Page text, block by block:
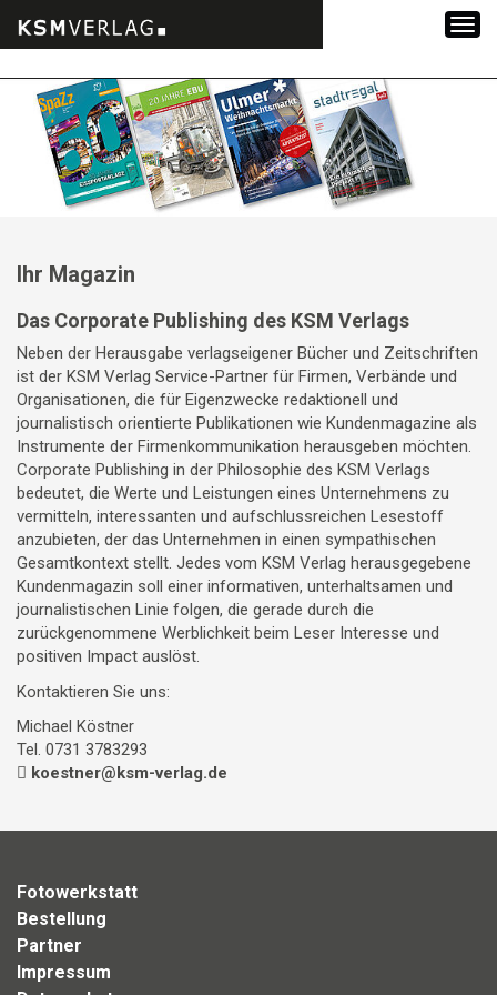
Inhalt
springen
Ihr Magazin
Das Corporate Publishing des KSM Verlags
Neben der Herausgabe verlagseigener Bücher und Zeitschriften
ist der KSM Verlag Service-Partner für Firmen, Verbände und
Organisationen, die für Eigenzwecke redaktionell und
journalistisch orientierte Publikationen wie Kundenmagazine als
Instrumente der Firmenkommunikation herausgeben möchten.
Corporate Publishing in der Philosophie des KSM Verlags
bedeutet, die Werte und Leistungen eines Unternehmens zu
vermitteln, interessanten und aufschlussreichen Lesestoff
anzubieten, der das Unternehmen in einen sympathischen
Gesamtkontext stellt. Jedes vom KSM Verlag herausgegebene
Kundenmagazin soll einer informativen, unterhaltsamen und
journalistischen Linie folgen, die gerade durch die
zurückgenommene Werblichkeit beim Leser Interesse und
positiven Impact auslöst.
Kontaktieren Sie uns:
Michael Köstner
Tel. 0731 3783293
koestner@ksm-verlag.de
Fotowerkstatt
Bestellung
Partner
Impressum